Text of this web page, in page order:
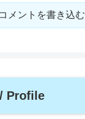
コメントを書き込む
Profile